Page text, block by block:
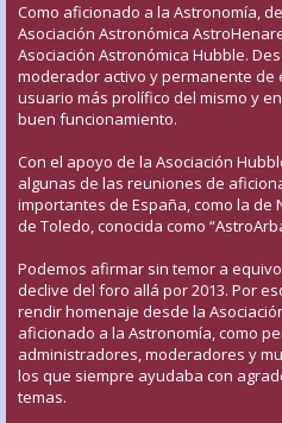
Como aficionado a la Astronomía,
Asociación Astronómica
Asociación Astronómica Hubble.
moderador activo y permanente
usuario más prolífico del mismo y
buen funcionamiento.
Con el apoyo de la Asociación
algunas de las reuniones de
importantes de España, como la de
de Toledo, conocida como
Podemos afirmar sin temor a
declive del foro allá por 2013. Por
rendir homenaje desde la
aficionado a la Astronomía, como
administradores, moderadores y
los que siempre ayudaba con
temas.